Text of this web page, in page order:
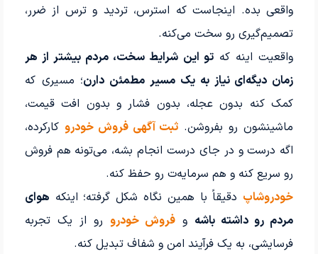
واقعی بده. اینجاست که استرس، تردید و ترس از ضرر،
تصمیم‌گیری رو سخت می‌کنه.
واقعیت اینه کهتو این شرایط سخت، مردم بیشتر از هر
زمان دیگه‌ای نیاز به یک مسیر مطمئن دارن؛ مسیری که
کمک کنه بدون عجله، بدون فشار و بدون افت قیمت،
ماشینشون رو بفروشن. ثبت آگهی فروش خودرو کارکرده،
اگه درست و در جای درست انجام بشه، می‌تونه هم فروش
رو سریع کنه و هم سرمایه‌ت رو حفظ کنه.
خودروشاپ دقیقاً با همین نگاه شکل گرفته؛ اینکه هوای
مردم رو داشته باشه و فروش خودرو رو از یک تجربه
فرسایشی، به یک فرآیند امن و شفاف تبدیل کنه.